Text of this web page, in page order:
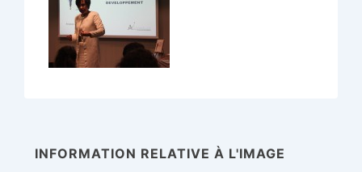
INFORMATION RELATIVE À L'IMAGE